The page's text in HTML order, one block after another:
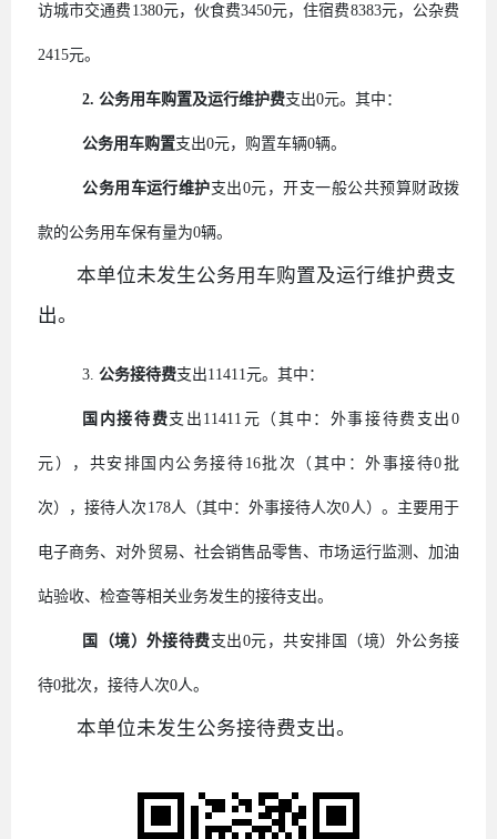
访城市交通费 1380元，伙食费3450元，住宿费8383元，公杂费
2415元。
2.公务用车购置及运行维护费支出0元。其中：
公务用车购置支出0元，购置车辆0辆。
公务用车运行维护支出0元，开支一般公共预算财政拨
款的公务用车保有量为0辆。
本单位未发生公务用车购置及运行维护费支
出。
3.公务接待费支出11411元。其中：
国内接待费支出 11411 元（其中：外事接待费支出 0
元），共安排国内公务接待 16批次（其中：外事接待0批
次），接待人次 178人（其中：外事接待人次0 人）。主要用于
电子商务、对外贸易、社会销售品零售、市场运行监测、加油
站验收、检查等相关业务发生的接待支出。
国（境）外接待费支出0元，共安排国（境）外公务接
待0批次，接待人次0人。
本单位未发生公务接待费支出。